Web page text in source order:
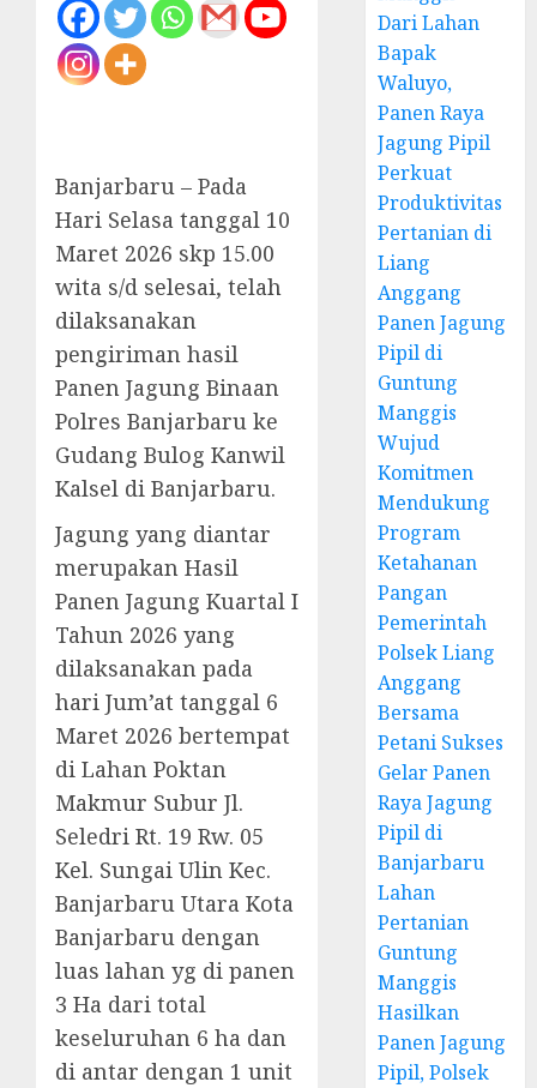
Banjarbaru – Pada
Hari Selasa tanggal 10
Maret 2026 skp 15.00
wita s/d selesai, telah
dilaksanakan
pengiriman hasil
Panen Jagung Binaan
Polres Banjarbaru ke
Gudang Bulog Kanwil
Kalsel di Banjarbaru.
Jagung yang diantar
merupakan Hasil
Panen Jagung Kuartal I
Tahun 2026 yang
dilaksanakan pada
hari Jum’at tanggal 6
Maret 2026 bertempat
di Lahan Poktan
Makmur Subur Jl.
Seledri Rt. 19 Rw. 05
Kel. Sungai Ulin Kec.
Banjarbaru Utara Kota
Banjarbaru dengan
luas lahan yg di panen
3 Ha dari total
keseluruhan 6 ha dan
di antar dengan 1 unit
Dari Lahan
Bapak
Waluyo,
Panen Raya
Jagung Pipil
Perkuat
Produktivitas
Pertanian di
Liang
Anggang
Panen Jagung
Pipil di
Guntung
Manggis
Wujud
Komitmen
Mendukung
Program
Ketahanan
Pangan
Pemerintah
Polsek Liang
Anggang
Bersama
Petani Sukses
Gelar Panen
Raya Jagung
Pipil di
Banjarbaru
Lahan
Pertanian
Guntung
Manggis
Hasilkan
Panen Jagung
Pipil, Polsek